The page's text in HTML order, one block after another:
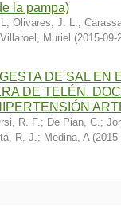
la pampa)
; Olivares, J. L.;
Villaroel, Muriel (2015-09-
DE SAL EN
DE TELÉN.
R. F.; De Pian, C.;
R. J.; Medina, A (